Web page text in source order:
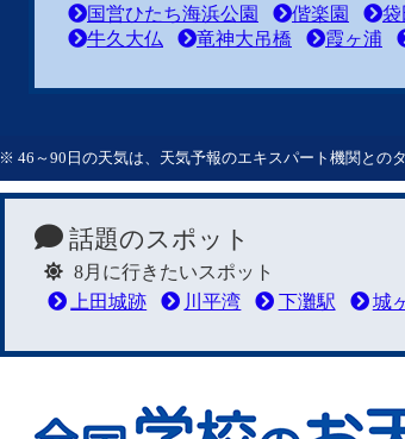
国営ひたち海浜公園 偕楽園 袋
牛久大仏
竜神大吊橋 霞ヶ浦
※ 46～90日の天気は、天気予報のエキスパート機関との
話題のスポット
8月に行きたいスポット
上田城跡
川平湾 下灘駅 城